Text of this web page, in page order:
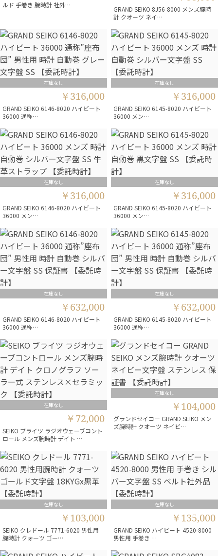
ルド 手巻き 腕時計 社外…
GRAND SEIKO 8J56-8000 メンズ腕時
計 クオーツ ネイ…
在庫なし
￥316,000
GRAND SEIKO 6146-8020 ハイビート
36000 通称…
在庫なし
￥316,000
GRAND SEIKO 6145-8020 ハイビート
36000 メン…
在庫なし
￥316,000
GRAND SEIKO 6146-8020 ハイビート
36000 メン…
在庫なし
￥316,000
GRAND SEIKO 6145-8020 ハイビート
36000 メン…
在庫なし
￥632,000
GRAND SEIKO 6146-8020 ハイビート
36000 通称…
在庫なし
￥632,000
GRAND SEIKO 6145-8020 ハイビート
36000 通称…
在庫なし
￥72,000
SEIKO ブライツ ラジオウェーブコント
ロール メンズ腕時計 デイト …
在庫なし
￥104,000
グランドセイコー GRAND SEIKO メン
ズ腕時計 クオーツ ネイビ…
在庫なし
￥103,000
SEIKO クレドール 7771-6020 男性用
腕時計 クォーツ ゴー…
在庫なし
￥135,000
GRAND SEIKO ハイビート 4520-8000
男性用 手巻き …